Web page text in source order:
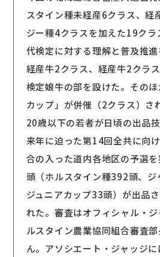
スタイン種未経産6クラス、経
ジー種4クラスを加えた19ク
代検定に対する理解と普及推
経産牛2クラス、経産牛2クラ
検定娘牛の部を設けた。その
カップ」が併催（2クラス）さ
20歳以下の若者が日頃の出品技
来年に迫った第14回全共に向
合の入った道内各地区の予選
頭（ホルスタイン種392頭、ジ
ジュニアカップ33頭）が出品
れた。審査はオフィシャル・
ルスタイン農業協同組合審査
ん。アソシエート・ジャッジ